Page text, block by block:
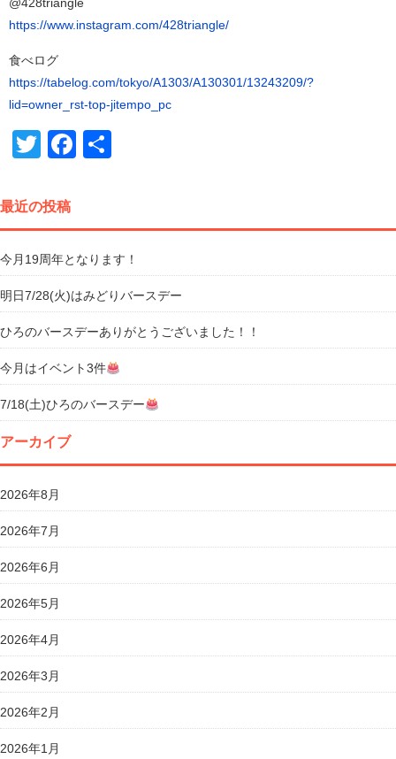
@428triangle
https://www.instagram.com/428triangle/
食べログ
https://tabelog.com/tokyo/A1303/A130301/13243209/?
lid=owner_rst-top-jitempo_pc
TwitterFacebook
最近の投稿
今月19周年となります！
明日7/28(火)はみどりバースデー
ひろのバースデーありがとうございました！！
今月はイベント3件
7/18(土)ひろのバースデー
アーカイブ
2026年8月
2026年7月
2026年6月
2026年5月
2026年4月
2026年3月
2026年2月
2026年1月